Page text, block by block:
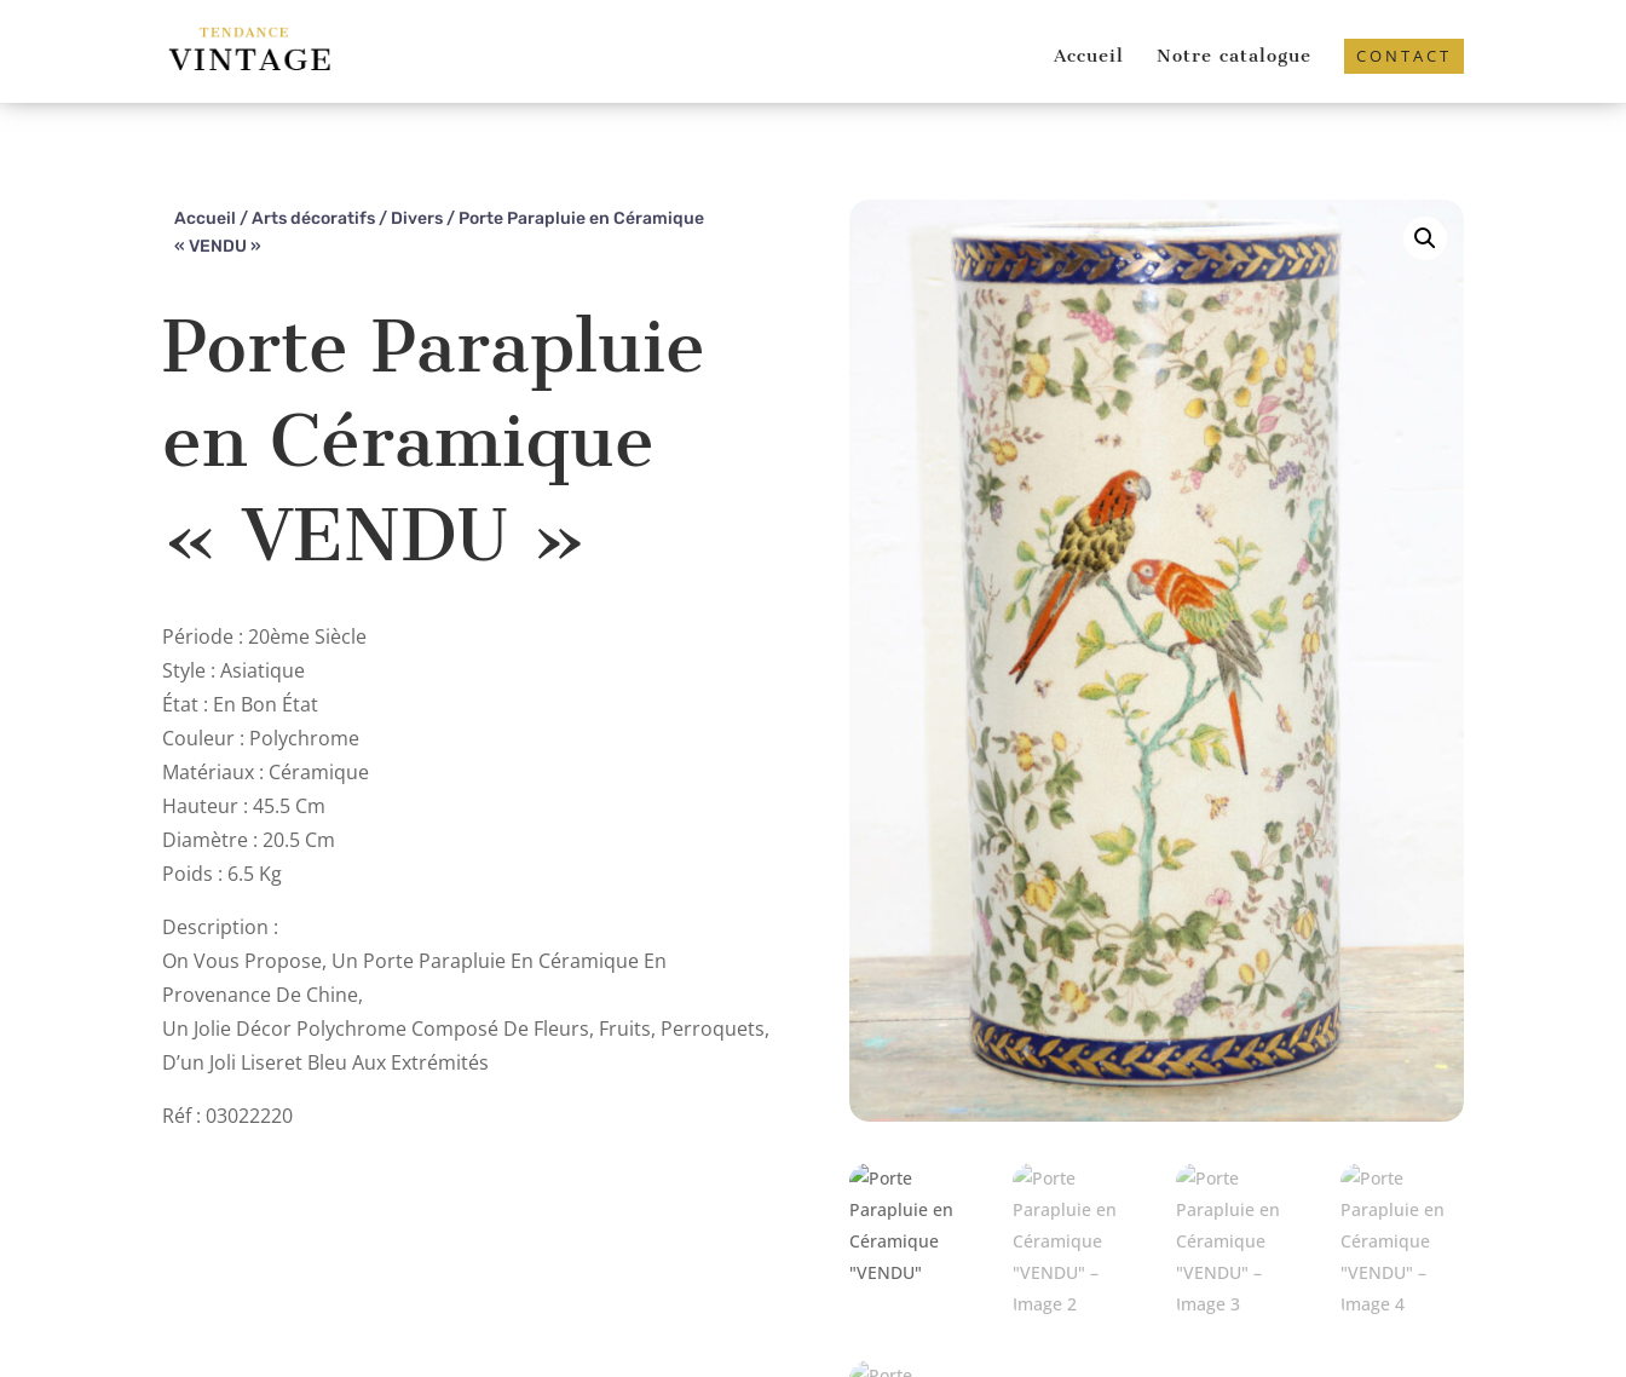
Accueil Notre catalogue CONTACT
Accueil /Arts décoratifs / Divers / Porte Parapluie en Céramique
« VENDU »
Porte Parapluie
en Céramique
« VENDU »
Période : 20ème Siècle
Style : Asiatique
État : En Bon État
Couleur : Polychrome
Matériaux : Céramique
Hauteur : 45.5 Cm
Diamètre : 20.5 Cm
Poids : 6.5 Kg
Description :
On Vous Propose, Un Porte Parapluie En Céramique En
Provenance De Chine,
Un Jolie Décor Polychrome Composé De Fleurs, Fruits, Perroquets,
D’un Joli Liseret Bleu Aux Extrémités
Réf : 03022220